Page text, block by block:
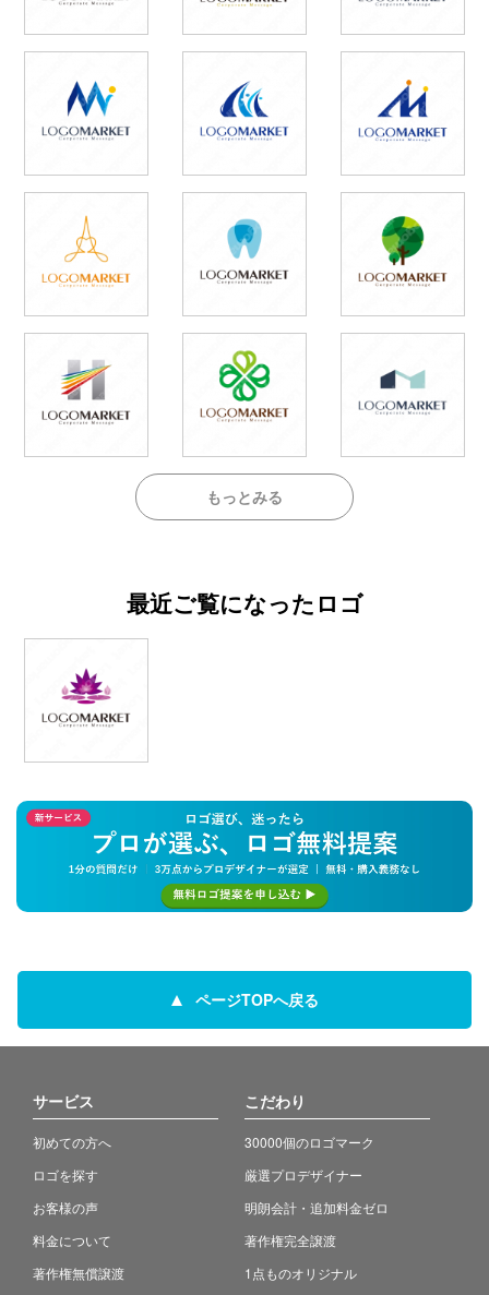
もっとみる
最近ご覧になったロゴ
ページTOPへ戻る
サービス
初めての方へ
ロゴを探す
お客様の声
料金について
著作権無償譲渡
こだわり
30000個のロゴマーク
厳選プロデザイナー
明朗会計・追加料金ゼロ
著作権完全譲渡
1点ものオリジナル